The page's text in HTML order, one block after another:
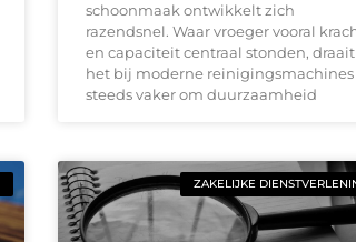
schoonmaak ontwikkelt zich
razendsnel. Waar vroeger vooral
en capaciteit centraal stonden, draait
het bij moderne reinigingsmachines
steeds vaker om duurzaamheid
ZAKELIJKE